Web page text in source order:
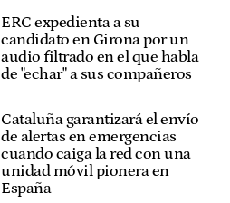
ERC expedienta a su
candidato en Girona por un
audio filtrado en el que habla
de "echar" a sus compañeros
Cataluña garantizará el envío
de alertas en emergencias
cuando caiga la red con una
unidad móvil pionera en
España